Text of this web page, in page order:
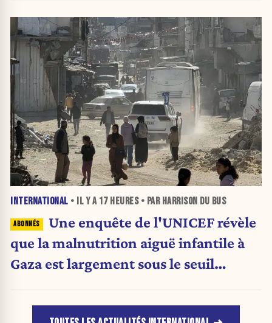
INTERNATIONAL • IL Y A 17 HEURES• PAR HARRISON DU BUS
Une enquête de l'UNICEF révèle
que la malnutrition aiguë infantile à
Gaza est largement sous le seuil